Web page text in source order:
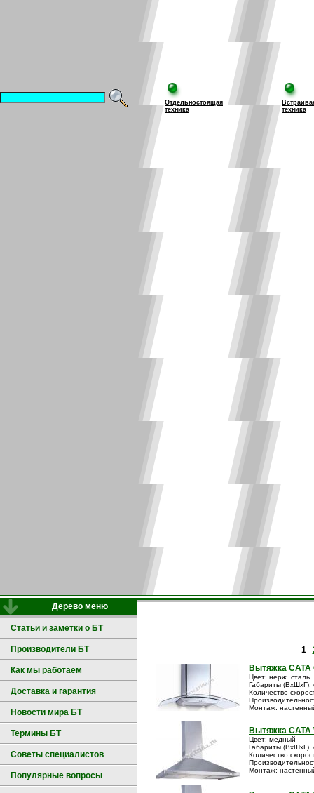
Отдельностоящая
техника
техника
Дерево меню
Статьи и заметки о БТ
Производители БТ
Как мы работаем
Доставка и гарантия
Новости мира БТ
Термины БТ
Советы специалистов
Популярные вопросы
1
Вытяжка CATA
Цвет: нерж. сталь
Габариты (ВxШxГ),
Количество
Монтаж:
Вытяжка CATA
Цвет: медный
Габариты (ВxШxГ),
Количество
Монтаж: